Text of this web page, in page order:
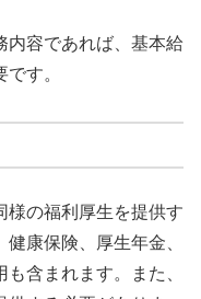
内容であれば、基本給
す。
様の福利厚生を提供す
康保険、厚生年金、
含まれます。また、